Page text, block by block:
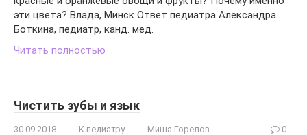
эти цвета? Влада, Минск Ответ педиатра Александра
Боткина, педиатр, канд. мед.
Читать полностью
Чистить зубы и язык
30.09.2018 К педиатру Миша Горелов 0